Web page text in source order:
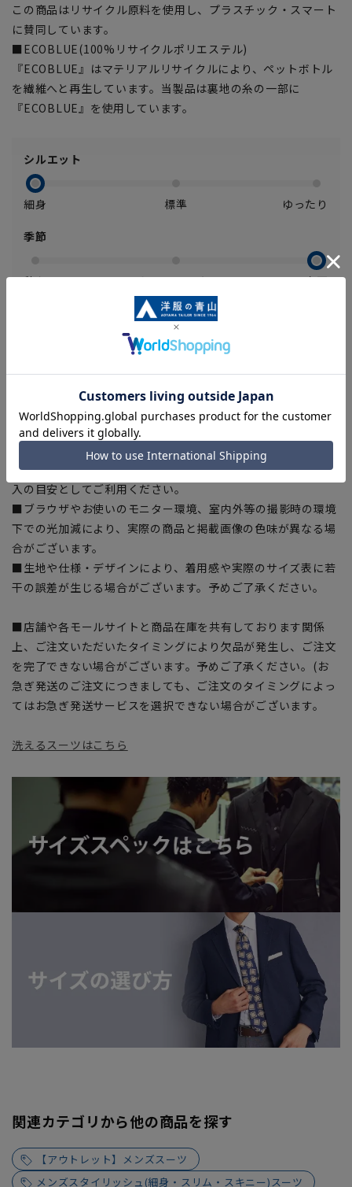
この商品はリサイクル原料を使用し、プラスチック・スマート
に賛同しています。
■ECOBLUE(100%リサイクルポリエステル)
『ECOBLUE』はマテリアルリサイクルにより、ペットボトル
を繊維へと再生しています。当製品は裏地の糸の一部に
『ECOBLUE』を使用しています。
シルエット
細身 標準 ゆったり
季節
秋冬 オールシーズン 春夏
ややあり
【商品に関するご注意】
■ゆとり感には個人差があります。サイズ表を確認の上、ご購
入の目安としてご利用ください。
■ブラウザやお使いのモニター環境、室内外等の撮影時の環境
下での光加減により、実際の商品と掲載画像の色味が異なる場
合がございます。
■生地や仕様・デザインにより、着用感や実際のサイズ表に若
干の誤差が生じる場合がございます。予めご了承ください。
■店舗や各モールサイトと商品在庫を共有しております関係
上、ご注文いただいたタイミングにより欠品が発生し、ご注文
を完了できない場合がございます。予めご了承ください。(お
急ぎ発送のご注文につきましても、ご注文のタイミングによっ
てはお急ぎ発送サービスを選択できない場合がございます。
洗えるスーツはこちら
関連カテゴリから他の商品を探す
【アウトレット】メンズスーツ
メンズスタイリッシュ(細身・スリム・スキニー)スーツ